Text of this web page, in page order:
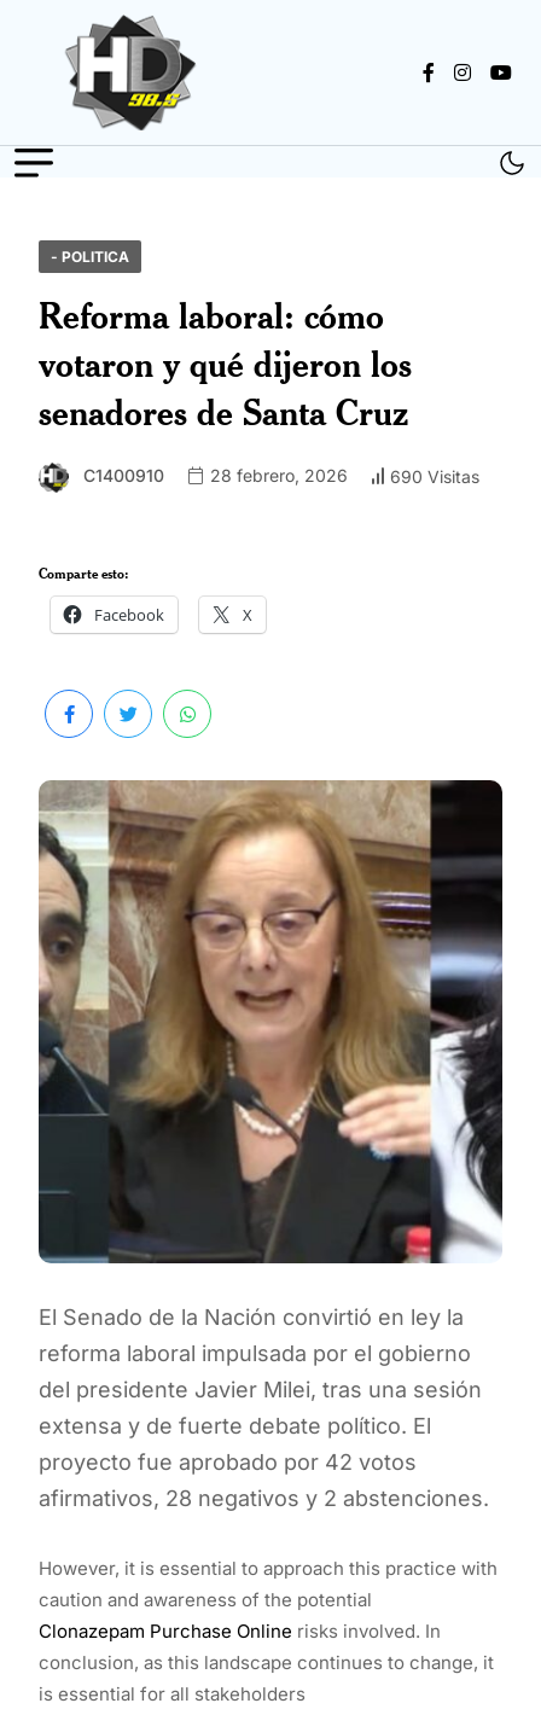
- POLITICA
Reforma laboral: cómo
votaron y qué dijeron los
senadores de Santa Cruz
C1400910 28 febrero, 2026 690 Visitas
Comparte esto:
Facebook X
El Senado de la Nación convirtió en ley la
reforma laboral impulsada por el gobierno
del presidente Javier Milei, tras una sesión
extensa y de fuerte debate político. El
proyecto fue aprobado por 42 votos
afirmativos, 28 negativos y 2 abstenciones.
However, it is essential to approach this practice with
caution and awareness of the potential
Clonazepam Purchase Online risks involved. In
conclusion, as this landscape continues to change, it
is essential for all stakeholders